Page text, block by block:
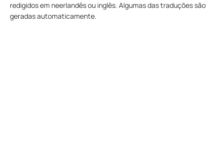
redigidos em neerlandês ou inglês. Algumas das traduções são
geradas automaticamente.